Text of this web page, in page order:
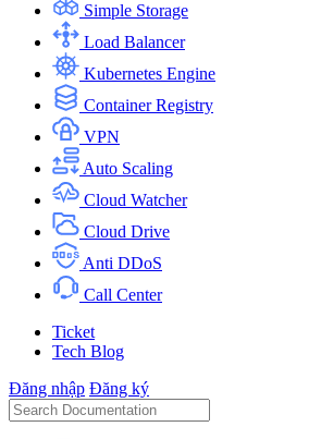
Simple Storage
Load Balancer
Kubernetes Engine
Container Registry
VPN
Auto Scaling
Cloud Watcher
Cloud Drive
Anti DDoS
Call Center
Ticket
Tech Blog
Đăng nhập Đăng ký